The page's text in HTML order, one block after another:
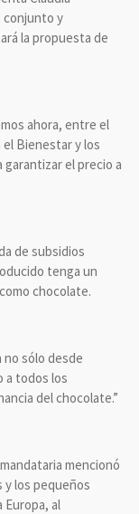
conjunto y
la propuesta de
ahora, entre el
Bienestar y los
el precio a
de subsidios
tenga un
chocolate.
no sólo desde
a todos los
del chocolate.”
mencionó
y los pequeños
al